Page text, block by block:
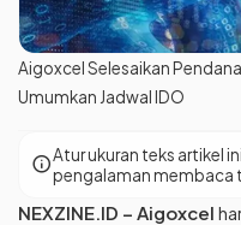
Aigoxcel Selesaikan
Umumkan Jadwal IDO
infoAtur ukuran teks artikel
pengalaman membaca
NEXZINE.ID – Aigoxcel